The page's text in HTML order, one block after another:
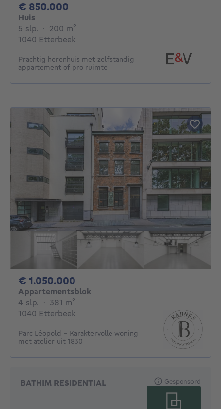
€ 850.000
Huis
5 slp. 5 slaapkamers
· 200 m²
1040 Etterbeek
Prachtig herenhuis met zelfstandig
appartement of pro ruimte
€ 1.050.000
Appartementsblok
4 slp. 4 slaapkamers
· 381 m²
1040 Etterbeek
Parc Léopold - Karaktervolle woning
met atelier uit 1830
BATHIM RESIDENTIAL Gesponsord